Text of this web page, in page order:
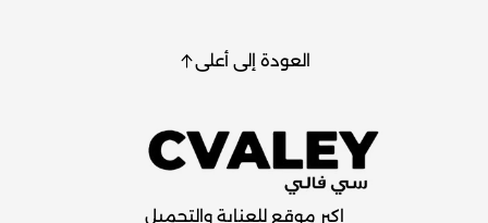
العودة إلى أعلى
اكبر موقع للعناية والتجميل